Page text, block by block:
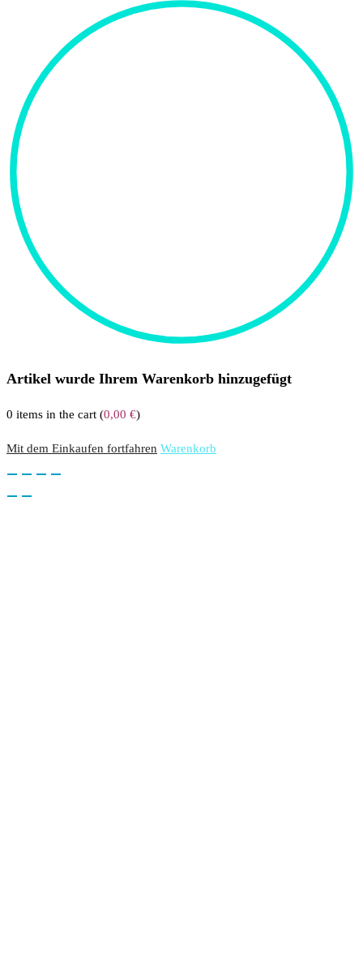
Artikel wurde Ihrem Warenkorb hinzugefügt
0 items in the cart (0,00 €)
Mit dem Einkaufen fortfahren Warenkorb